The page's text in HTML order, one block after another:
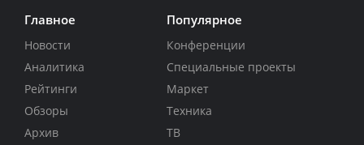
Главное
Новости
Аналитика
Рейтинги
Обзоры
Архив
Популярное
Конференции
Специальные проекты
Маркет
Техника
ТВ